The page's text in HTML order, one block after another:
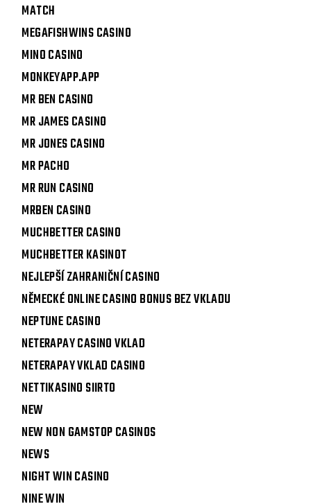
MATCH
MEGAFISHWINS CASINO
MINO CASINO
MONKEYAPP.APP
MR BEN CASINO
MR JAMES CASINO
MR JONES CASINO
MR PACHO
MR RUN CASINO
MRBEN CASINO
MUCHBETTER CASINO
MUCHBETTER KASINOT
NEJLEPŠÍ ZAHRANIČNÍ CASINO
NĚMECKÉ ONLINE CASINO BONUS BEZ VKLADU
NEPTUNE CASINO
NETERAPAY CASINO VKLAD
NETERAPAY VKLAD CASINO
NETTIKASINO SIIRTO
NEW
NEW NON GAMSTOP CASINOS
NEWS
NIGHT WIN CASINO
NINE WIN